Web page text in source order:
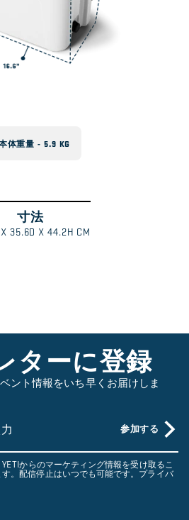
たり、キャスティ
たりできますか？
体重量 - 5.9 KG
寸法
35.6D X 44.2H CM
1/
ス
ら
に
ターに登録
ント情報をいち早くお届けしま
参加する
からのマーケティング情報を受け取るこ
。配信停止はいつでも可能です。プライバ